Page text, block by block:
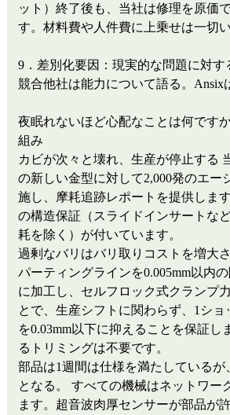
ット）終了後も、当社は修理を原価
す。材料費や人件費に上乗せは一切
9．差別化要因：現実的な問題に対す
競合他社は能力について語る。Ansix
夜眠れないほど心配なことは何です
組み
カビが次々と壊れ、生産が停止する
の新しい金型に対して2,000発のエー
施し、摩耗追跡レポートを提供しま
の構造保証（スライドインサートな
耗を除く）が付いています。
過剰なバリはバリ取りコストを増大
パーティングラインを0.005mm以内
に加工し、セルフロック式クランプ
とで、生産シフトに関わらず、1ショ
を0.03mm以下に抑えることを保証し
るトリミングは不要です。
部品は1週間は仕様を満たしているが
となる。
すべての機械はネットワー
ます。超音波肉厚センサーが部品が